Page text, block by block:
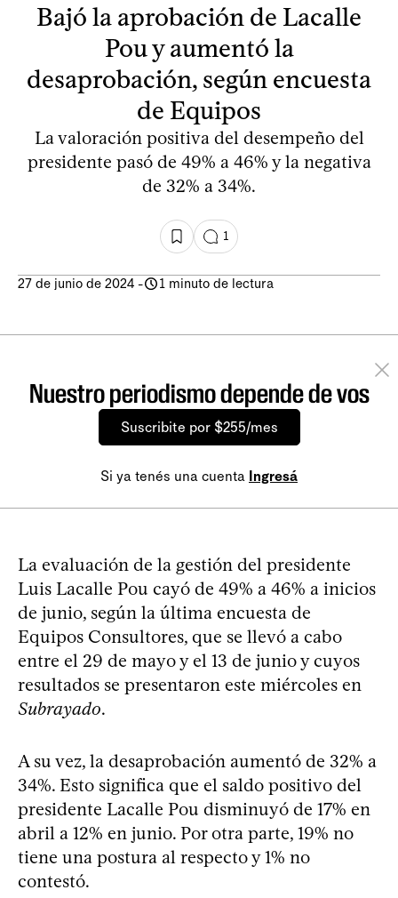
Bajó la aprobación de Lacalle
Pou y aumentó la
desaprobación, según encuesta
de Equipos
La valoración positiva del desempeño del
presidente pasó de 49% a 46% y la negativa
de 32% a 34%.
1
27 de junio de 2024 - 1 minuto de lectura
Nuestro periodismo depende de vos
Suscribite por $255/mes
Si ya tenés una cuenta Ingresá
La evaluación de la gestión del presidente
Luis Lacalle Pou cayó de 49% a 46% a inicios
de junio, según la última encuesta de
Equipos Consultores, que se llevó a cabo
entre el 29 de mayo y el 13 de junio y cuyos
resultados se presentaron este miércoles en
Subrayado.
A su vez, la desaprobación aumentó de 32% a
34%. Esto significa que el saldo positivo del
presidente Lacalle Pou disminuyó de 17% en
abril a 12% en junio. Por otra parte, 19% no
tiene una postura al respecto y 1% no
contestó.